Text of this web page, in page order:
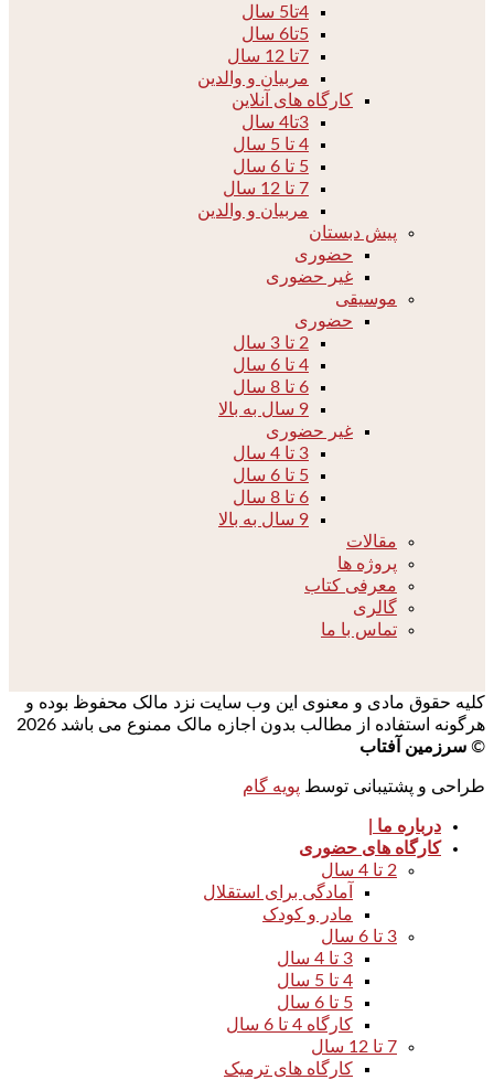
4تا5 سال
5تا6 سال
7تا 12 سال
مربیان و والدین
کارگاه های آنلاین
3تا4 سال
4 تا 5 سال
5 تا 6 سال
7 تا 12 سال
مربیان و والدین
پیش دبستان
حضوری
غیر حضوری
موسیقی
حضوری
2 تا 3 سال
4 تا 6 سال
6 تا 8 سال
9 سال به بالا
غیر حضوری
3 تا 4 سال
5 تا 6 سال
6 تا 8 سال
9 سال به بالا
مقالات
پروژه ها
معرفی کتاب
گالری
تماس با ما
کلیه حقوق مادی و معنوی این وب سایت نزد مالک محفوظ بوده و
هرگونه استفاده از مطالب بدون اجازه مالک ممنوع می باشد 2026
© سرزمین آفتاب
طراحی و پشتیبانی توسط پویه گام
درباره ما |
کارگاه های حضوری
2 تا 4 سال
آمادگی برای استقلال
مادر و کودک
3 تا 6 سال
3 تا 4 سال
4 تا 5 سال
5 تا 6 سال
کارگاه 4 تا 6 سال
7 تا 12 سال
کارگاه های ترمیک